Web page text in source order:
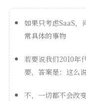
如果只考虑SaaS，
常具体的事物
若要说我们2010年
要，答案是：这么
不，一切都不会改